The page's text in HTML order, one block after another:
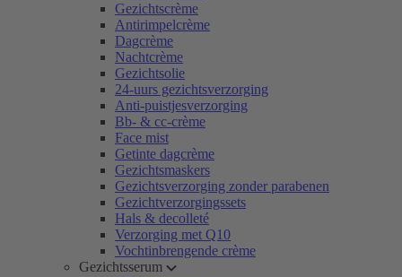
Gezichtscrème
Antirimpelcrème
Dagcrème
Nachtcrème
Gezichtsolie
24-uurs gezichtsverzorging
Anti-puistjesverzorging
Bb- & cc-crème
Face mist
Getinte dagcrème
Gezichtsmaskers
Gezichtsverzorging zonder parabenen
Gezichtverzorgingssets
Hals & decolleté
Verzorging met Q10
Vochtinbrengende crème
Gezichtsserum